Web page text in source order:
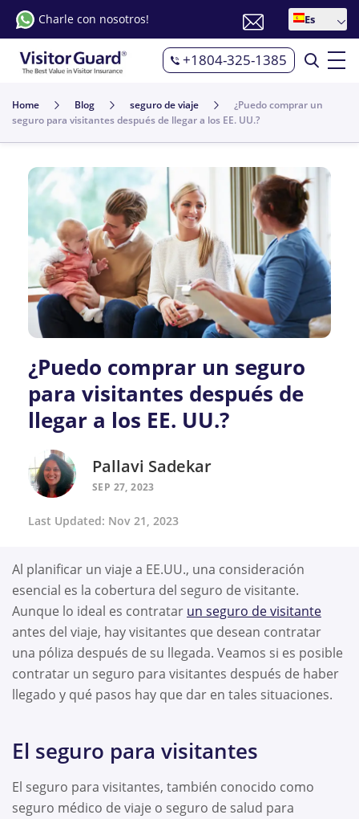
Charle con nosotros! Es
+1804-325-1385
Home Blog seguro de viaje
¿Puedo comprar un
seguro para visitantes después de llegar a los EE. UU.?
¿Puedo comprar un seguro
para visitantes después de
llegar a los EE. UU.?
Pallavi Sadekar
SEP 27, 2023
Last Updated: Nov 21, 2023
Al planificar un viaje a EE.UU., una consideración
esencial es la cobertura del seguro de visitante.
Aunque lo ideal es contratar un seguro de visitante
antes del viaje, hay visitantes que desean contratar
una póliza después de su llegada. Veamos si es posible
contratar un seguro para visitantes después de haber
llegado y qué pasos hay que dar en tales situaciones.
El seguro para visitantes
El seguro para visitantes, también conocido como
seguro médico de viaje o seguro de salud para